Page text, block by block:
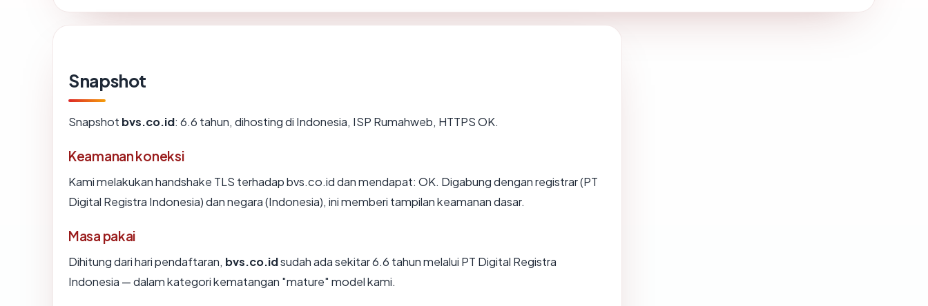
Snapshot
Snapshot bvs.co.id: 6.6 tahun, dihosting di Indonesia, ISP Rumahweb, HTTPS OK.
Keamanan koneksi
Kami melakukan handshake TLS terhadap bvs.co.id dan mendapat: OK. Digabung dengan registrar (PT
Digital Registra Indonesia) dan negara (Indonesia), ini memberi tampilan keamanan dasar.
Masa pakai
Dihitung dari hari pendaftaran, bvs.co.idsudah ada sekitar 6.6 tahun melalui PT Digital Registra
Indonesia — dalam kategori kematangan "mature" model kami.